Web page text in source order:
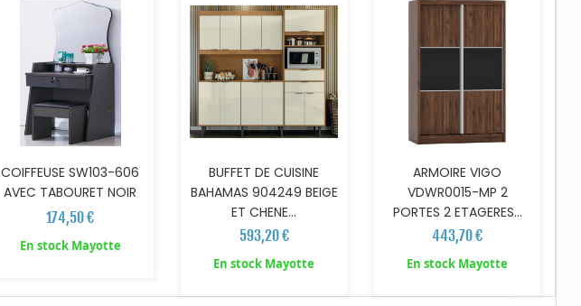
COIFFEUSE SW103-606
AVEC TABOURET NOIR
174,50 €
En stock Mayotte
BUFFET DE CUISINE
BAHAMAS 904249 BEIGE
ET CHENE...
593,20 €
En stock Mayotte
ARMOIRE VIGO
VDWR0015-MP 2
PORTES 2 ETAGERES...
443,70 €
En stock Mayotte